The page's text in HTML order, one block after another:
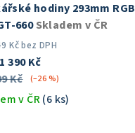
hodiny 293mm RGB
660Skladem v ČR
Kč bez DPH
1 390 Kč
Kč
(–26 %)
v ČR(6 ks)